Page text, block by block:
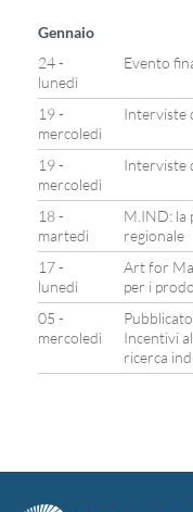
Gennaio
24 -
lunedì
Evento
19 -
mercoledì
Interviste
19 -
mercoledì
Interviste
18 -
martedì
M.IND: la
regionale
17 -
lunedì
Art for
per i
05 -
mercoledì
Incentivi
ricerca